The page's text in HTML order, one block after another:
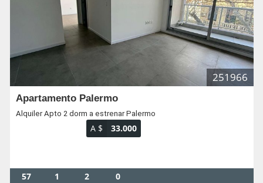
251966
Apartamento Palermo
Alquiler Apto 2 dorm a estrenar Palermo
A $ 33.000
57 1 2 0